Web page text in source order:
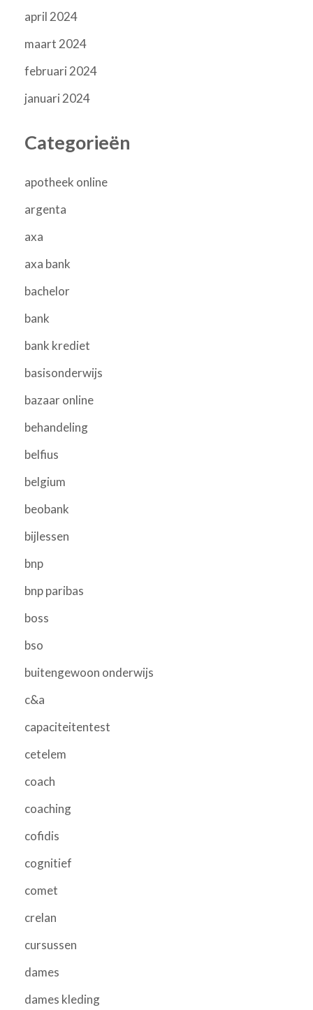
april 2024
maart 2024
februari 2024
januari 2024
Categorieën
apotheek online
argenta
axa
axa bank
bachelor
bank
bank krediet
basisonderwijs
bazaar online
behandeling
belfius
belgium
beobank
bijlessen
bnp
bnp paribas
boss
bso
buitengewoon onderwijs
c&a
capaciteitentest
cetelem
coach
coaching
cofidis
cognitief
comet
crelan
cursussen
dames
dames kleding